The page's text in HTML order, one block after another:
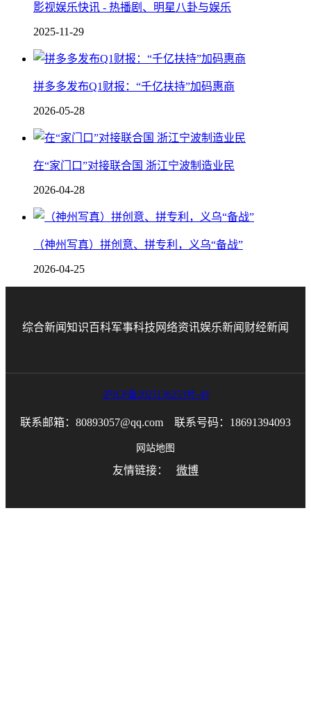
影视娱乐快讯 - 热播剧、明星八卦与娱乐
2025-11-29
拼多多发布Q1财报：“千亿扶持”加码惠商
2026-05-28
在“家门口”对接联合国 浙江宁波制造业民
2026-04-28
（神州写真）拼创意、拼专利，义乌“备战”
2026-04-25
综合新闻知识百科军事科技 网络资讯娱乐新闻 财经新闻
沪ICP备2025136253号-49
联系邮箱：80893057@qq.com 联系号码：18691394093
网站地图
友情链接： 微博